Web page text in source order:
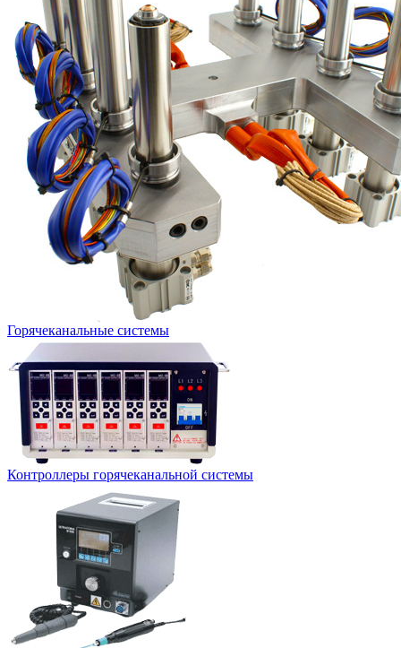
Горячеканальные системы
Контроллеры горячеканальной системы